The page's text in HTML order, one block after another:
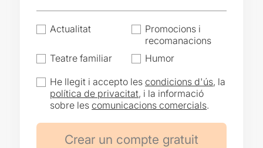
Actualitat
Promocions i
recomanacions
Teatre familiar
Humor
He llegit i accepto lescondicions d'ús, la
política de privacitat, i la informació
sobre lescomunicacions comercials.